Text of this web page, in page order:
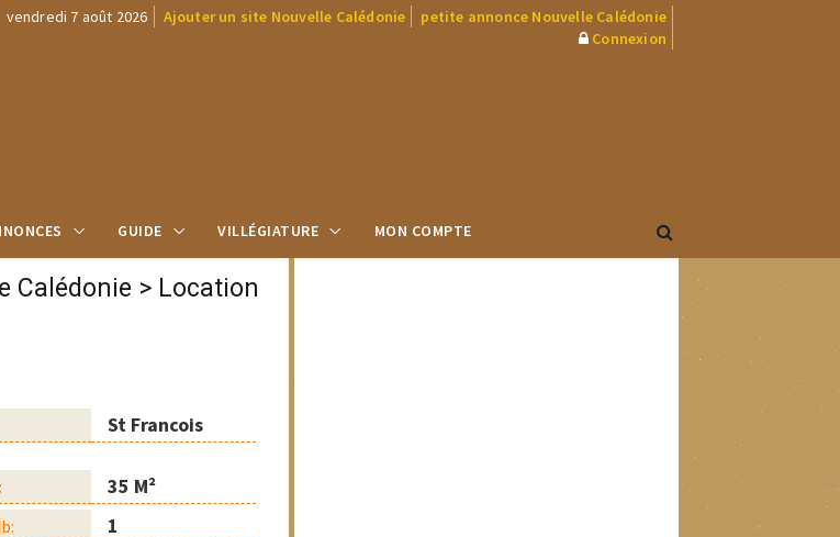
vendredi 7 août 2026 Ajouter un site Nouvelle Calédonie
petite annonce Nouvelle Calédonie
Connexion
GUIDE VILLÉGIATURE MON COMPTE
Calédonie > Location
St Francois
35 M²
1